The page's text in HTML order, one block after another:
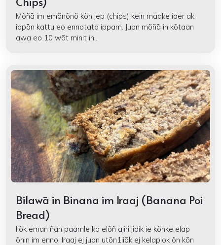
Mõñā im emõnõnõ kõn jep (chips) kein maake iaer ak
ippān kattu eo ennotata ippam. Juon mõñā in kõtaan
awa eo 10 wõt minit in...
Bilawā in Binana im Iraaj (Banana Poi
Bread)
Iiõk eman ñan paamle ko elõñ ajiri jidik ie kõnke elap
õnin im enno. Iraaj ej juon utõn1iiõk ej kelaplok õn kõn